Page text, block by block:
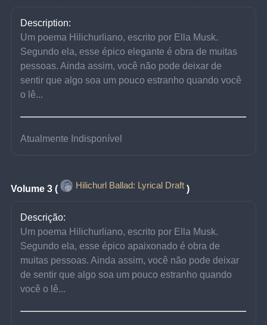
Description:
Um poema Hilichurliano, escrito por Ella Musk.
Segundo ela, esse épico elegante é obra de muitas
pessoas. Ainda assim, você não pode deixar de
sentir que algo soa um pouco estranho quando você
o lê...
Atualmente Indisponível
Volume 3 ( Hilichurl Ballad: Lyrical Draft )
Descrição:
Um poema Hilichurliano, escrito por Ella Musk.
Segundo ela, esse épico apaixonado é obra de
muitas pessoas. Ainda assim, você não pode deixar
de sentir que algo soa um pouco estranho quando
você o lê...